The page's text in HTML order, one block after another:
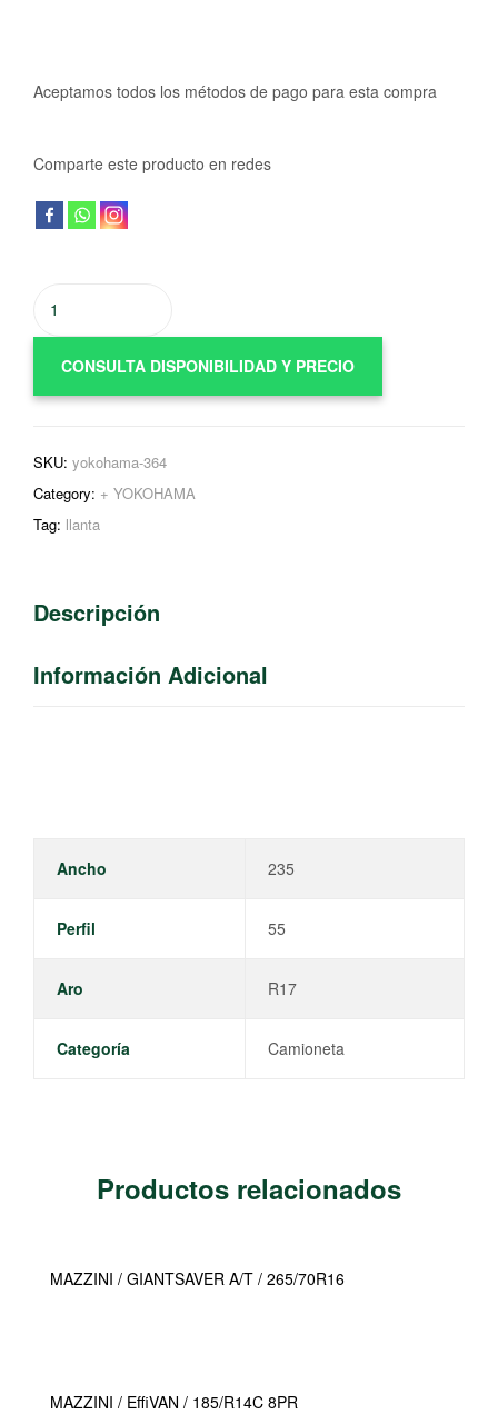
Aceptamos todos los métodos de pago para esta compra
Comparte este producto en redes
CONSULTA DISPONIBILIDAD Y PRECIO
SKU: yokohama-364
Category: + YOKOHAMA
Tag: llanta
Descripción
Información Adicional
Ancho 235
Perfil 55
Aro R17
Categoría Camioneta
Productos relacionados
MAZZINI / GIANTSAVER A/T / 265/70R16
MAZZINI / EffiVAN / 185/R14C 8PR